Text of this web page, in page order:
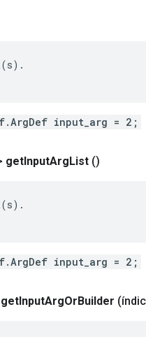
input_arg = 2;
getInputArgList ()
input_arg = 2;
getInputArgOrBuilder